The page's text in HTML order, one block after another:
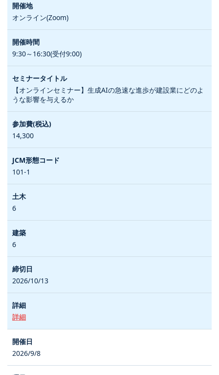
オンライン(Zoom)
9:30～16:30(受付9:00)
【オンラインセミナー】生成AIの急速な進歩が建設業にどのよ
うな影響を与えるか
14,300
101-1
6
6
2026/10/13
詳細
2026/9/8